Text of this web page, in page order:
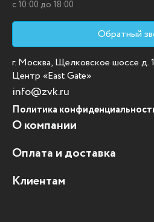
c 10:00 до 18:00
Обратный
г. Москва, Щелковское шоссе д.
Центр «East Gate»
info@zvk.ru
Политика
О компании
Наши клиенты
Отзывы клиентов
Оплата и доставка
Оплата и доставка
Клиентам